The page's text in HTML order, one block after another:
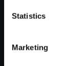
Statistics
Marketing